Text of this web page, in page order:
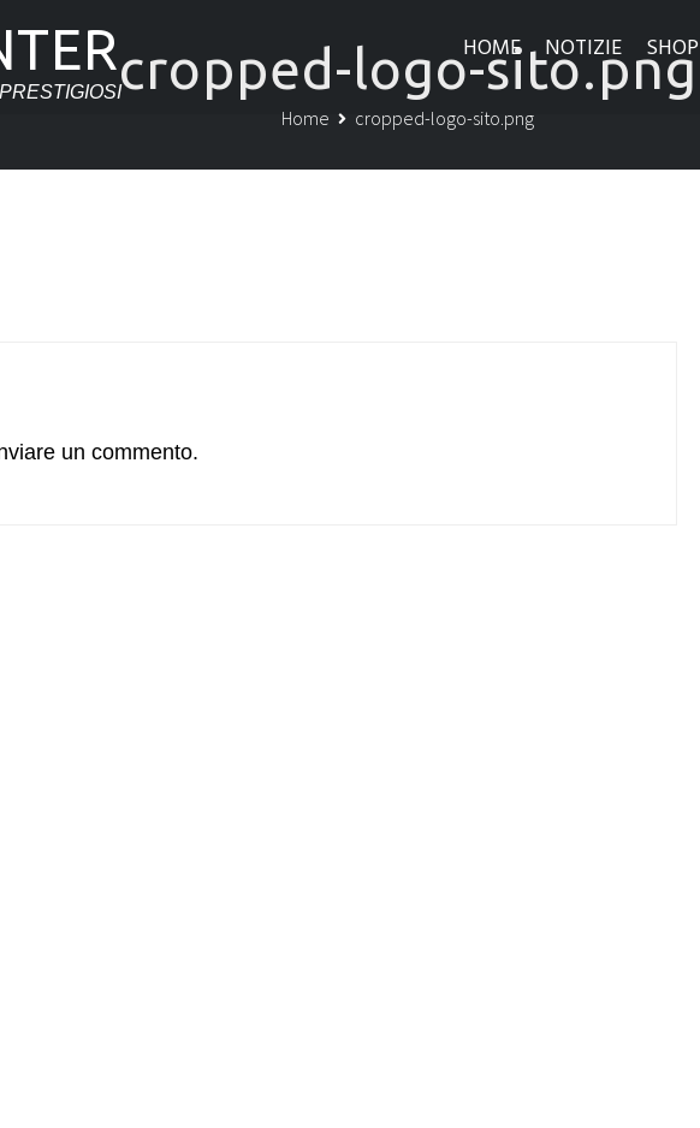
HOME NOTIZIE SHOP
cropped-logo-sito.png
Home cropped-logo-sito.png
un commento.